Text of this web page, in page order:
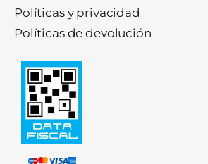
Políticas y privacidad
Políticas de devolución